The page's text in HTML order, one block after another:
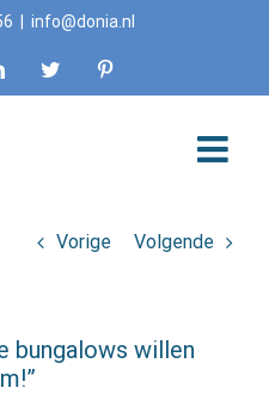
info@donia.nl
LinkedInTwitter
Vorige Volgende
bungalows willen